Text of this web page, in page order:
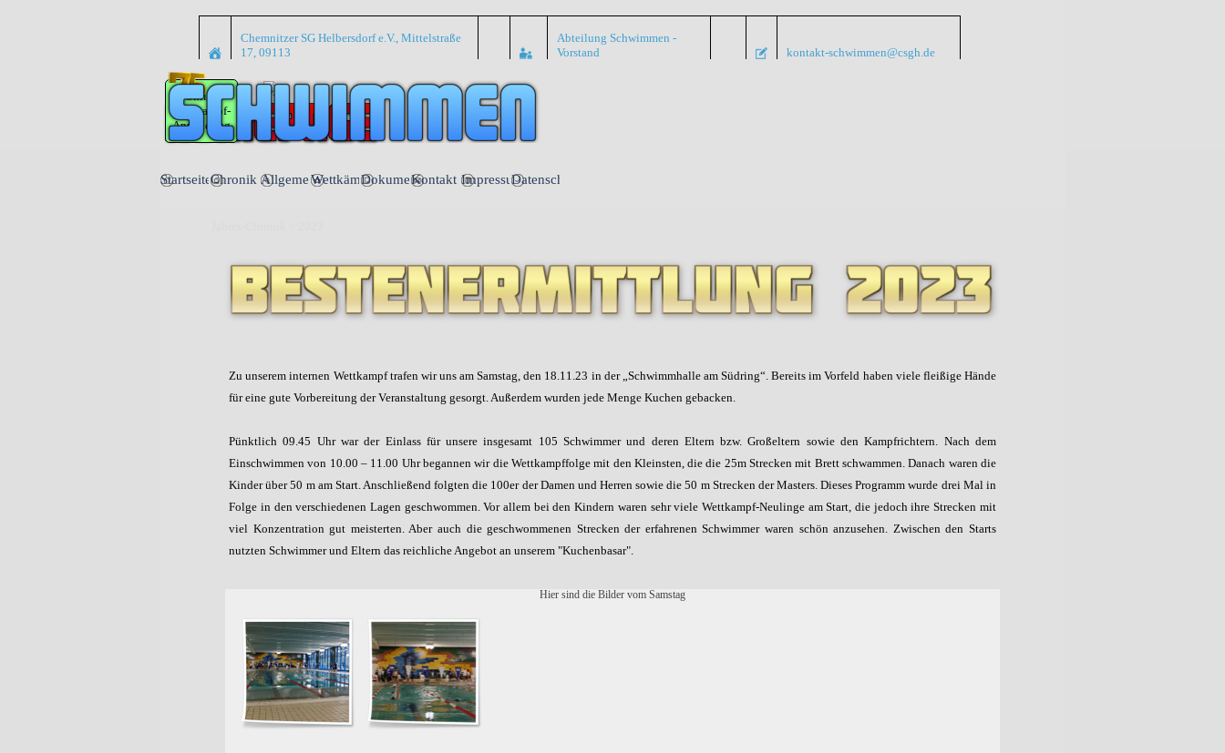
Chemnitzer SG Helbersdorf e.V., Mittelstraße
17, 09113
Abteilung Schwimmen -
Vorstand
kontakt-schwimmen@csgh.de
Online
Wettkampf-
Anmeldung
StartseiteChronik Allgemein▼
Wettkämpfe▼
DokumenteKontakt ImpressumDatenschutz
Zu unserem internen Wettkampf trafen wir uns am Samstag, den 18.11.23 in der „Schwimmhalle am Südring“. Bereits im Vorfeld haben viele fleißige Hände
für eine gute Vorbereitung der Veranstaltung gesorgt. Außerdem wurden jede Menge Kuchen gebacken.
Pünktlich 09.45 Uhr war der Einlass für unsere insgesamt 105 Schwimmer und deren Eltern bzw. Großeltern sowie den Kampfrichtern. Nach dem
Einschwimmen von 10.00 – 11.00 Uhr begannen wir die Wettkampffolge mit den Kleinsten, die die 25m Strecken mit Brett schwammen. Danach waren die
Kinder über 50 m am Start. Anschließend folgten die 100er der Damen und Herren sowie die 50 m Strecken der Masters. Dieses Programm wurde drei Mal in
Folge in den verschiedenen Lagen geschwommen. Vor allem bei den Kindern waren sehr viele Wettkampf-Neulinge am Start, die jedoch ihre Strecken mit
viel Konzentration gut meisterten. Aber auch die geschwommenen Strecken der erfahrenen Schwimmer waren schön anzusehen. Zwischen den Starts
nutzten Schwimmer und Eltern das reichliche Angebot an unserem "Kuchenbasar".
Hier sind die Bilder vom Samstag